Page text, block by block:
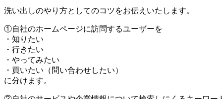
洗い出しのやり方としてのコツをお伝えいたします。
①自社のホームページに訪問するユーザーを
・知りたい
・行きたい
・やってみたい
・買いたい（問い合わせしたい）
に分けます。